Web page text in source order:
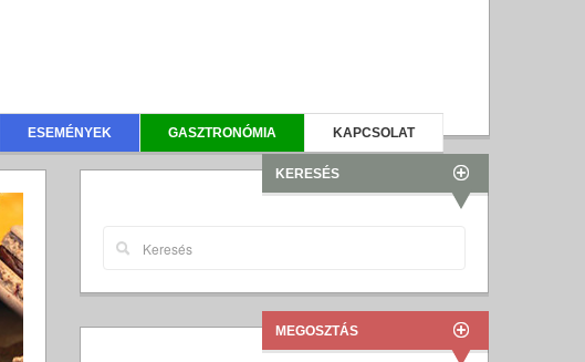
ESEMÉNYEK GASZTRONÓMIA KAPCSOLAT
KERESÉS
MEGOSZTÁS